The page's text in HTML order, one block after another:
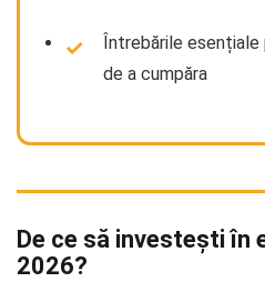
Întrebările esențiale
de a cumpăra
De ce să investești în
2026?